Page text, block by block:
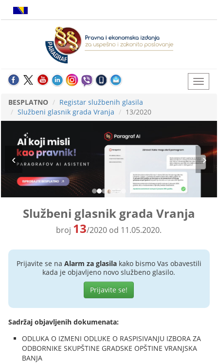
BESPLATNO
Registar službenih glasila
Službeni glasnik grada Vranja
13/2020
Službeni glasnik grada Vranja
broj 13/2020 od 11.05.2020.
Prijavite se na Alarm za glasilakako bismo Vas obavestili
kada je objavljeno novo službeno glasilo.
Prijavite se!
Sadržaj objavljenih dokumenata:
ODLUKA O IZMENI ODLUKE O RASPISIVANJU IZBORA ZA
ODBORNIKE SKUPŠTINE GRADSKE OPŠTINE VRANJSKA
BANJA